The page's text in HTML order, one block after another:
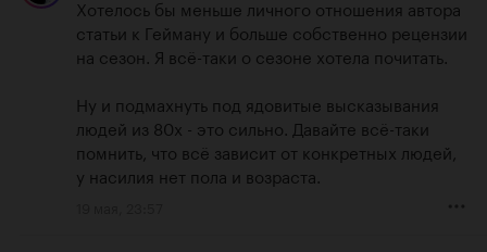
Хотелось бы меньше личного отношения автора
статьи к Гейману и больше собственно рецензии
на сезон. Я всё-таки о сезоне хотела почитать.
Ну и подмахнуть под ядовитые высказывания
людей из 80х - это сильно. Давайте всё-таки
помнить, что всё зависит от конкретных людей,
у насилия нет пола и возраста.